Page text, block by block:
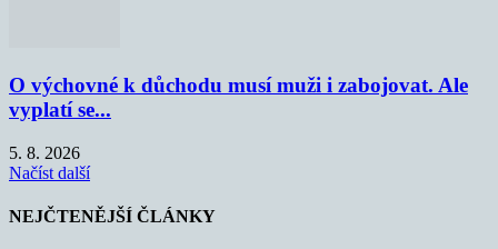
O výchovné k důchodu musí muži i zabojovat. Ale
vyplatí se...
5. 8. 2026
Načíst další
NEJČTENĚJŠÍ ČLÁNKY